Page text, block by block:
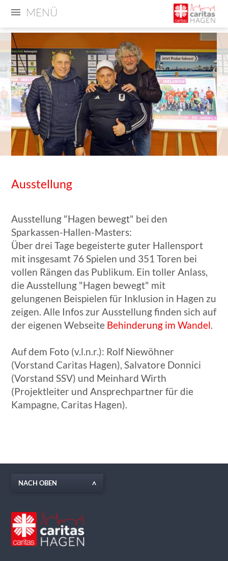
MENÜ
Ausstellung
Ausstellung "Hagen bewegt" bei den
Sparkassen-Hallen-Masters:
Über drei Tage begeisterte guter Hallensport
mit insgesamt 76 Spielen und 351 Toren bei
vollen Rängen das Publikum. Ein toller Anlass,
die Ausstellung "Hagen bewegt" mit
gelungenen Beispielen für Inklusion in Hagen zu
zeigen. Alle Infos zur Ausstellung finden sich auf
der eigenen Webseite Behinderung im Wandel.
Auf dem Foto (v.l.n.r.): Rolf Niewöhner
(Vorstand Caritas Hagen), Salvatore Donnici
(Vorstand SSV) und Meinhard Wirth
(Projektleiter und Ansprechpartner für die
Kampagne, Caritas Hagen).
NACH OBEN